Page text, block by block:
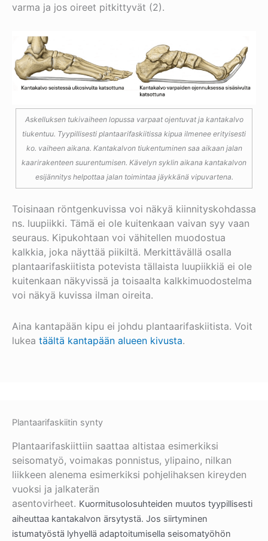
varma ja jos oireet pitkittyvät (2).
Askelluksen tukivaiheen lopussa varpaat ojentuvat ja kantakalvo
tiukentuu. Tyypillisesti plantaarifaskiitissa kipua ilmenee erityisesti
ko. vaiheen aikana. Kantakalvon tiukentuminen saa aikaan jalan
kaarirakenteen suurentumisen. Kävelyn syklin aikana kantakalvon
esijännitys helpottaa jalan toimintaa jäykkänä vipuvartena.
Toisinaan röntgenkuvissa voi näkyä kiinnityskohdassa
ns. luupiikki. Tämä ei ole kuitenkaan vaivan syy vaan
seuraus. Kipukohtaan voi vähitellen muodostua
kalkkia, joka näyttää piikiltä. Merkittävällä osalla
plantaarifaskiitista potevista tällaista luupiikkiä ei ole
kuitenkaan näkyvissä ja toisaalta kalkkimuodostelma
voi näkyä kuvissa ilman oireita.
Aina kantapään kipu ei johdu plantaarifaskiitista. Voit
lukea täältä kantapään alueen kivusta.
Plantaarifaskiitin synty
Plantaarifaskiittiin saattaa altistaa esimerkiksi
seisomatyö, voimakas ponnistus, ylipaino, nilkan
liikkeen alenema esimerkiksi pohjelihaksen kireyden
vuoksi ja jalkaterän
asentovirheet. Kuormitusolosuhteiden muutos tyypillisesti
aiheuttaa kantakalvon ärsytystä. Jos siirtyminen
istumatyöstä lyhyellä adaptoitumisella seisomatyöhön